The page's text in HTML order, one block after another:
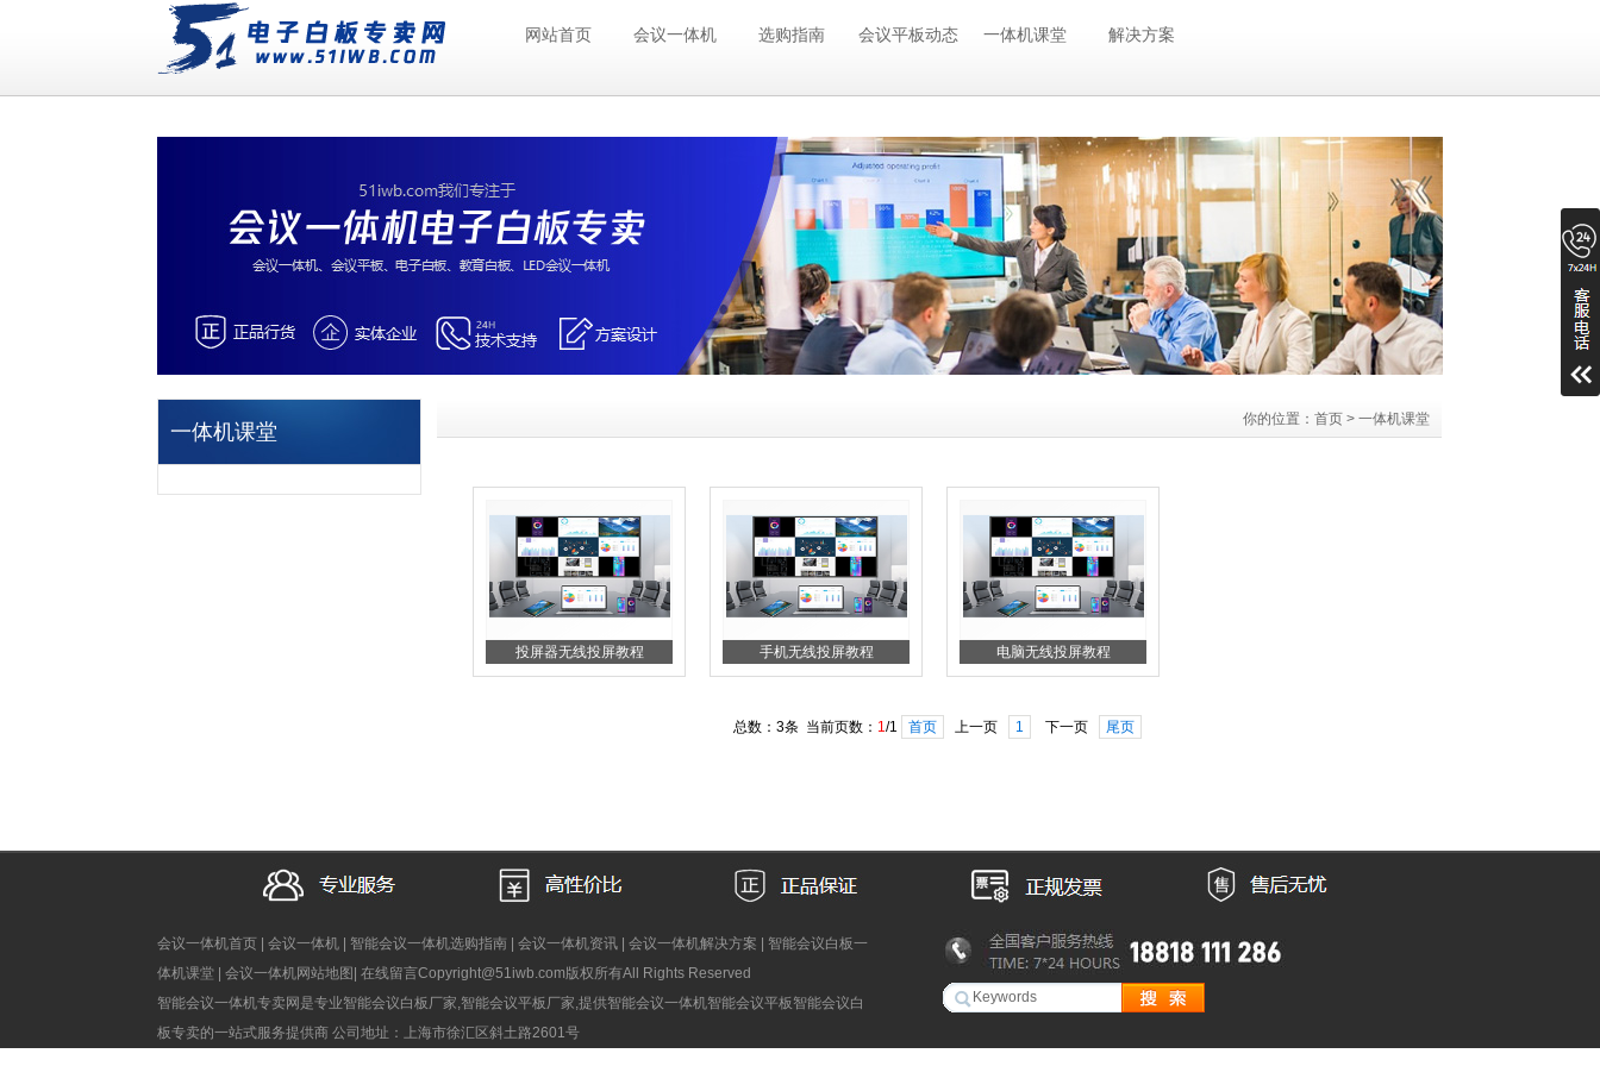
网站首页 会议一体机 选购指南 会议平板动态 一体机课堂 解决方案
一体机课堂
你的位置： 首页 > 一体机课堂
投屏器无线投屏教程 手机无线投屏教程 电脑无线投屏教程
总数：3条 当前页数： 1/1 首页 上一页 1 下一页 尾页
会议一体机首页 会议一体机 智能会议一体机选购指南 会议一体机资讯 会议一体机解决方案
智能会议白板一
体机课堂
会议一体机网站地图 在线留言Copyright@51iwb.com版权所有All Rights Reserved
智能会议一体机专卖网是专业智能会议白板厂家,智能会议平板厂家,提供智能会议一体机智能会议平板智能会议白
板专卖的一站式服务提供商 公司地址：上海市徐汇区斜土路2601号